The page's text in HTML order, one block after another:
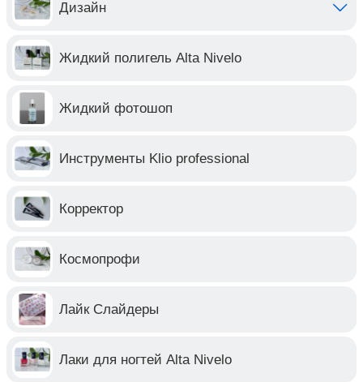
Дизайн
Жидкий полигель Alta Nivelo
Жидкий фотошоп
Инструменты Klio professional
Корректор
Космопрофи
Лайк Слайдеры
Лаки для ногтей Alta Nivelo